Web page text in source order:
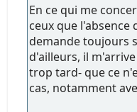
En ce qui me
ceux que
demande toujours
d'ailleurs, il
trop tard- que ce
cas, notamment